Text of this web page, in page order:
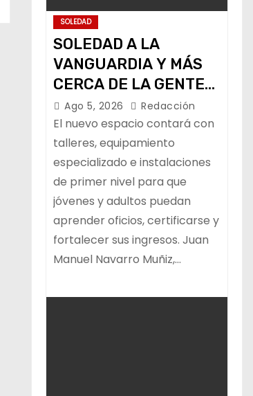
SOLEDAD
SOLEDAD A LA
VANGUARDIA Y MÁS
CERCA DE LA GENTE
CON NUEVO CENTRO
DE CAPACITACIÓN:
NAVARRO MUÑIZ
Ago 5, 2026 Redacción
El nuevo espacio contará con
talleres, equipamiento
especializado e instalaciones
de primer nivel para que
jóvenes y adultos puedan
aprender oficios, certificarse y
fortalecer sus ingresos. Juan
Manuel Navarro Muñiz,…